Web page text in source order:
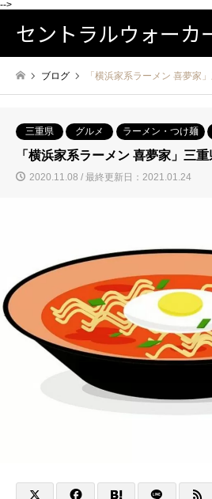
-->
セントラルウォーカ
ブログ 「横浜家系ラーメン 喜夢家
三重県 グルメ ラーメン・つけ麺
「横浜家系ラーメン 喜夢家」三
2020.11.08 / 最終更新日：2021.01.24